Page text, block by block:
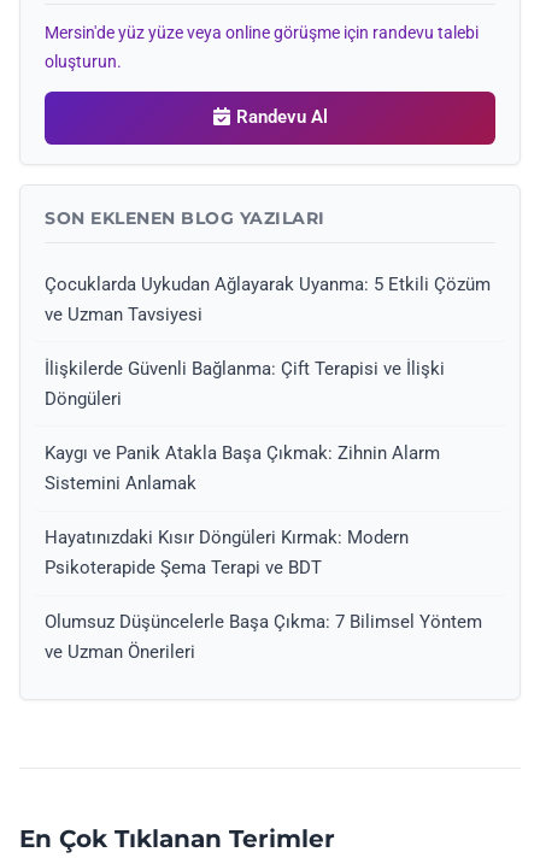
Mersin'de yüz yüze veya online görüşme için randevu talebi
oluşturun.
Randevu Al
SON EKLENEN BLOG YAZILARI
Çocuklarda Uykudan Ağlayarak Uyanma: 5 Etkili Çözüm
ve Uzman Tavsiyesi
İlişkilerde Güvenli Bağlanma: Çift Terapisi ve İlişki
Döngüleri
Kaygı ve Panik Atakla Başa Çıkmak: Zihnin Alarm
Sistemini Anlamak
Hayatınızdaki Kısır Döngüleri Kırmak: Modern
Psikoterapide Şema Terapi ve BDT
Olumsuz Düşüncelerle Başa Çıkma: 7 Bilimsel Yöntem
ve Uzman Önerileri
En Çok Tıklanan Terimler